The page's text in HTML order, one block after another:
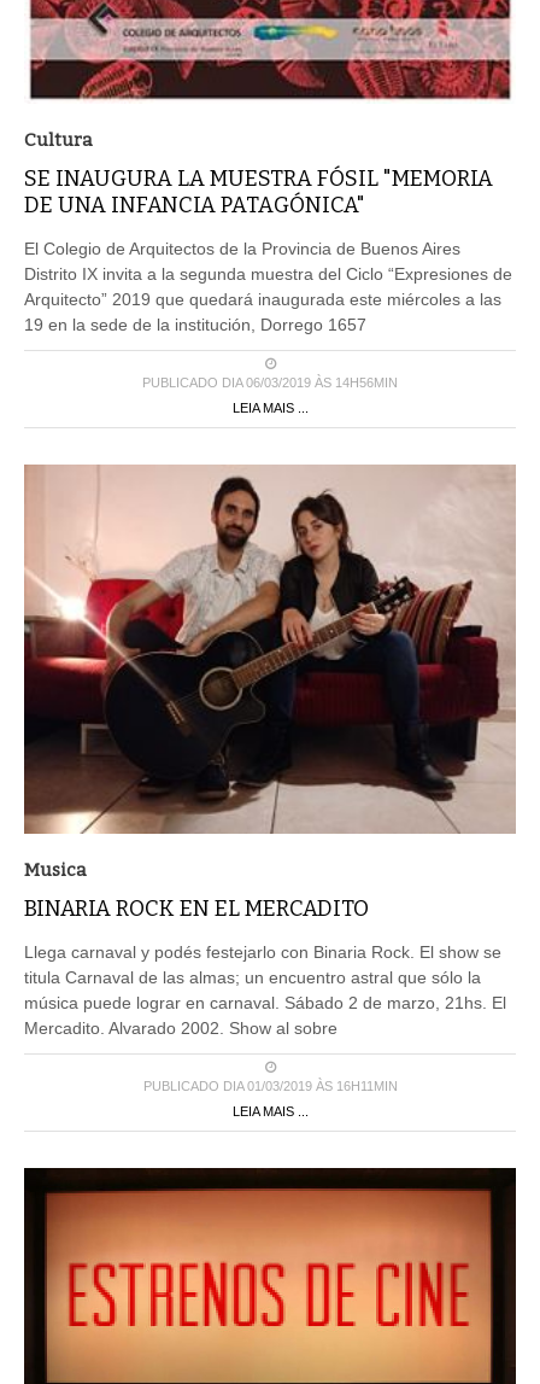
Cultura
SE INAUGURA LA MUESTRA FÓSIL "MEMORIA
DE UNA INFANCIA PATAGÓNICA"
El Colegio de Arquitectos de la Provincia de Buenos Aires
Distrito IX invita a la segunda muestra del Ciclo “Expresiones de
Arquitecto” 2019 que quedará inaugurada este miércoles a las
19 en la sede de la institución, Dorrego 1657
PUBLICADO DIA 06/03/2019 ÀS 14H56MIN
LEIA MAIS ...
Musica
BINARIA ROCK EN EL MERCADITO
Llega carnaval y podés festejarlo con Binaria Rock. El show se
titula Carnaval de las almas; un encuentro astral que sólo la
música puede lograr en carnaval. Sábado 2 de marzo, 21hs. El
Mercadito. Alvarado 2002. Show al sobre
PUBLICADO DIA 01/03/2019 ÀS 16H11MIN
LEIA MAIS ...